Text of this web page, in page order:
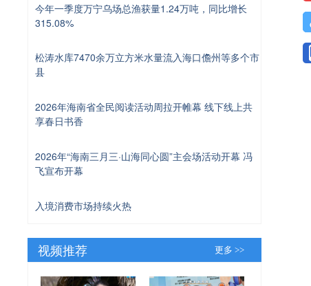
今年一季度万宁乌场总渔获量1.24万吨，同比增长
315.08%
松涛水库7470余万立方米水量流入海口儋州等多个市
县
2026年海南省全民阅读活动周拉开帷幕 线下线上共
享春日书香
2026年“海南三月三·山海同心圆”主会场活动开幕 冯
飞宣布开幕
入境消费市场持续火热
视频推荐 更多 >>